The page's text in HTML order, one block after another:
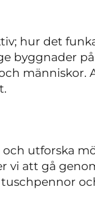
hur det
byggnader
människor.
utforska
vi att gå